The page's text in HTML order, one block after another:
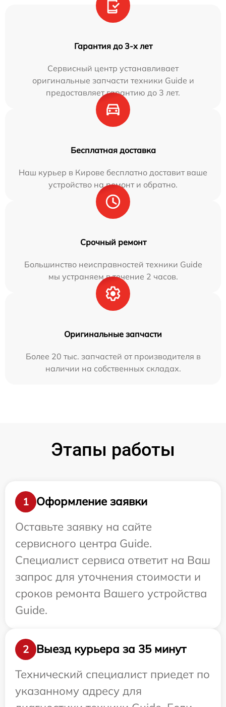
Гарантия до 3-х лет
Сервисный центр устанавливает
оригинальные запчасти техники Guide и
предоставляет гарантию до 3 лет.
Бесплатная доставка
Наш курьер в Кирове бесплатно доставит ваше
устройство на ремонт и обратно.
Срочный ремонт
Большинство неисправностей техники Guide
мы устраняем в течение 2 часов.
Оригинальные запчасти
Более 20 тыс. запчастей от производителя в
наличии на собственных складах.
Этапы работы
1
Оформление заявки
Оставьте заявку на сайте
сервисного центра Guide.
Специалист сервиса ответит на Ваш
запрос для уточнения стоимости и
сроков ремонта Вашего устройства
Guide.
2
Выезд курьера за 35 минут
Технический специалист приедет по
указанному адресу для